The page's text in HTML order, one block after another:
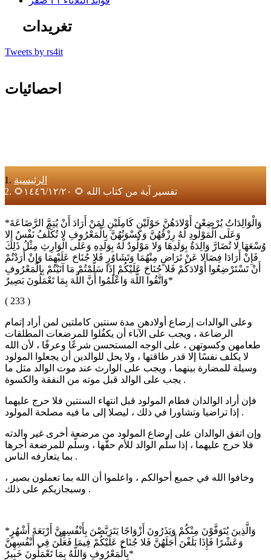
تغريدات
Tweets by rs4it
احصائيات
الرئيسية
🌻تفسير آية من كتاب الله 🌻 ١٤٤٦/١٢/٢٠
*وَالْوَالِدَاتُ يُرْضِعْنَ أَوْلادَهُنَّ حَوْلَيْنِ كَامِلَيْنِ لِمَنْ أَرَادَ أَنْ يُتِمَّ الرَّضَاعَةَ
وَعَلَى الْمَوْلُودِ لَهُ رِزْقُهُنَّ وَكِسْوَتُهُنَّ بِالْمَعْرُوفِ لا تُكَلَّفُ نَفْسٌ إِلا
وُسْعَهَا لا تُضَارَّ وَالِدَةٌ بِوَلَدِهَا وَلا مَوْلُودٌ لَهُ بِوَلَدِهِ وَعَلَى الْوَارِثِ مِثْلُ ذَلِكَ
فَإِنْ أَرَادَا فِصَالا عَنْ تَرَاضٍ مِنْهُمَا وَتَشَاوُرٍ فَلا جُنَاحَ عَلَيْهِمَا وَإِنْ أَرَدْتُمْ
أَنْ تَسْتَرْضِعُوا أَوْلادَكُمْ فَلا جُنَاحَ عَلَيْكُمْ إِذَا سَلَّمْتُمْ مَا آتَيْتُمْ بِالْمَعْرُوفِ
وَاتَّقُوا اللَّهَ وَاعْلَمُوا أَنَّ اللَّهَ بِمَا تَعْمَلُونَ بَصِيرٌ*
( 233 )
وعلى الوالدات إرضاع أولادهن مدة سنتين كاملتين لمن أراد إتمام
الرضاعة ، ويجب على الآباء أن يكفُلوا للمرضعات المطلقات
طعامهن وكسوتهن ، على الوجه المستحسن شرعًا وعرفًا ، لأن الله
لا يكلف نفسًا إلا قدر طاقتها ، ولا يحل للوالدين أن يجعلوا المولود
وسيلة للمضارة بينهما ، ويجب على الوارث عند موت الوالد مثل ما
يجب على الوالد قبل موته من النفقة والكسوة .
فإن أراد الوالدان فطام المولود قبل انتهاء السنتين فلا حرج عليهما
إذا تراضيا وتشاورا في ذلك ، ليصلا إلى ما فيه مصلحة المولود .
وإن اتفق الوالدان على إرضاع المولود من مرضعة أخرى غير والدته
فلا حرج عليهما ، إذا سلَّم الوالد للأم حقَّها ، وسلَّم للمرضعة أجرها
بما يتعارفه الناس .
وخافوا الله في جميع أحوالكم ، واعلموا أن الله بما تعملون بصير ،
وسيجازيكم على ذلك .
*وَالَّذِينَ يُتَوَفَّوْنَ مِنْكُمْ وَيَذَرُونَ أَزْوَاجًا يَتَرَبَّصْنَ بِأَنْفُسِهِنَّ أَرْبَعَةَ أَشْهُرٍ
وَعَشْرًا فَإِذَا بَلَغْنَ أَجَلَهُنَّ فَلا جُنَاحَ عَلَيْكُمْ فِيمَا فَعَلْنَ فِي أَنْفُسِهِنَّ
بِالْمَعْرُوفِ وَاللَّهُ بِمَا تَعْمَلُونَ خَبِيرٌ*